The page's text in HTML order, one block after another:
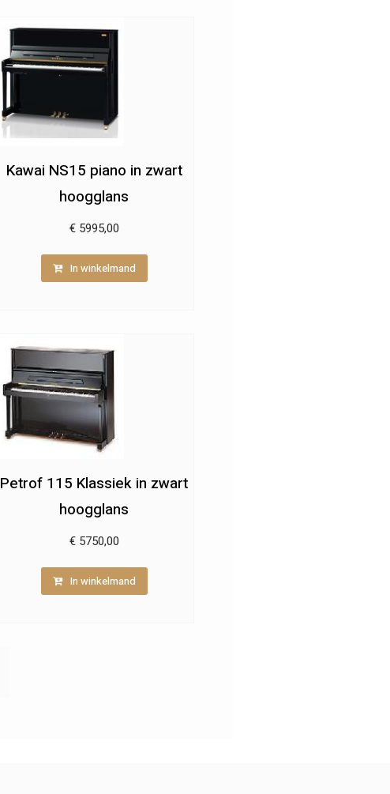
Kawai NS15 piano in zwart
hoogglans
€5995,00
In winkelmand
Petrof 115 Klassiek in zwart
hoogglans
€5750,00
In winkelmand